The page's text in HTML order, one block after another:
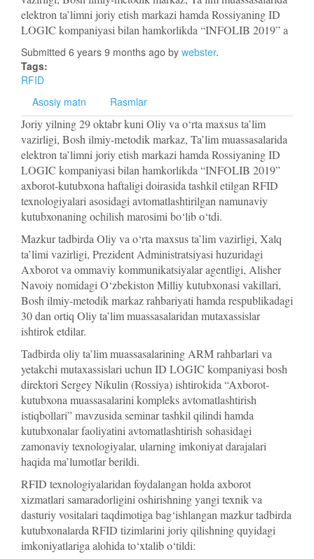
elektron ta’limni joriy etish markazi hamda Rossiyaning ID
LOGIC kompaniyasi bilan hamkorlikda “INFOLIB 2019” a
Submitted 6 years 9 months ago by webster.
Tags:
RFID
Asosiy matn
Rasmlar
Joriy yilning 29 oktabr kuni Oliy va o‘rta maxsus ta’lim
vazirligi, Bosh ilmiy-metodik markaz, Ta’lim muassasalarida
elektron ta’limni joriy etish markazi hamda Rossiyaning ID
LOGIC kompaniyasi bilan hamkorlikda “INFOLIB 2019”
axborot-kutubxona haftaligi doirasida tashkil etilgan RFID
texnologiyalari asosidagi avtomatlashtirilgan namunaviy
kutubxonaning ochilish marosimi bo‘lib o‘tdi.
Mazkur tadbirda Oliy va o‘rta maxsus ta’lim vazirligi, Xalq
ta’limi vazirligi, Prezident Administratsiyasi huzuridagi
Axborot va ommaviy kommunikatsiyalar agentligi, Alisher
Navoiy nomidagi O‘zbekiston Milliy kutubxonasi vakillari,
Bosh ilmiy-metodik markaz rahbariyati hamda respublikadagi
30 dan ortiq Oliy ta’lim muassasalaridan mutaxassislar
ishtirok etdilar.
Tadbirda oliy ta’lim muassasalarining ARM rahbarlari va
yetakchi mutaxassislari uchun ID LOGIC kompaniyasi bosh
direktori Sergey Nikulin (Rossiya) ishtirokida “Axborot-
kutubxona muassasalarini kompleks avtomatlashtirish
istiqbollari” mavzusida seminar tashkil qilindi hamda
kutubxonalar faoliyatini avtomatlashtirish sohasidagi
zamonaviy texnologiyalar, ularning imkoniyat darajalari
haqida ma’lumotlar berildi.
RFID texnologiyalaridan foydalangan holda axborot
xizmatlari samaradorligini oshirishning yangi texnik va
dasturiy vositalari taqdimotiga bag‘ishlangan mazkur tadbirda
kutubxonalarda RFID tizimlarini joriy qilishning quyidagi
imkoniyatlariga alohida to‘xtalib o‘tildi: